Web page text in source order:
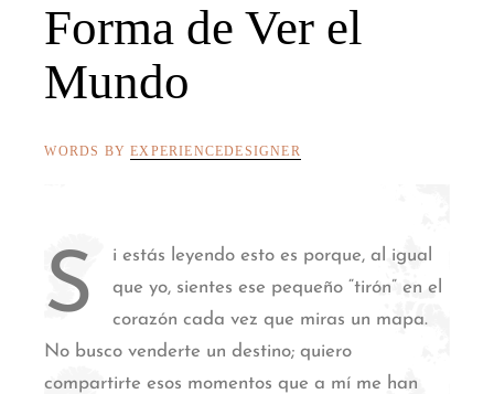
Forma de Ver el
Mundo
WORDS BYEXPERIENCEDESIGNER
S
i estás leyendo esto es porque, al igual
que yo, sientes ese pequeño “tirón” en el
corazón cada vez que miras un mapa.
No busco venderte un destino; quiero
compartirte esos momentos que a mí me han